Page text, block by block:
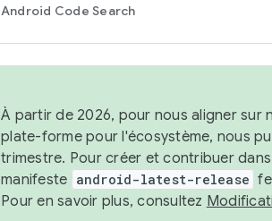
Android Code Search
À partir de 2026, pour nous aligner sur
plate-forme pour l'écosystème, nous
trimestre. Pour créer et contribuer dans
manifeste android-latest-release
Pour en savoir plus, consultez